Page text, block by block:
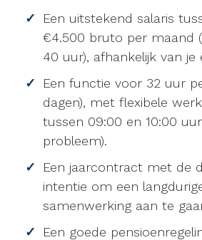
Een uitstekend salaris
€4.500 bruto per maand
40 uur), afhankelijk van je
Een functie voor 32 uur
dagen), met flexibele
tussen 09:00 en 10:00
probleem).
Een jaarcontract met de
intentie om een
samenwerking aan te
Een goede